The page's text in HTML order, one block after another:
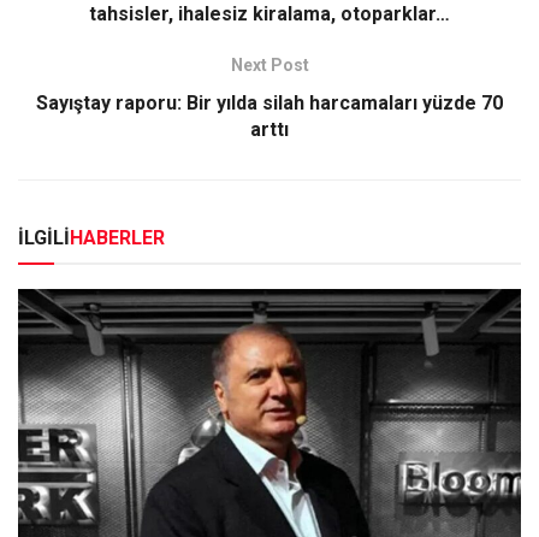
tahsisler, ihalesiz kiralama, otoparklar…
Next Post
Sayıştay raporu: Bir yılda silah harcamaları yüzde 70
arttı
İLGİLİHABERLER